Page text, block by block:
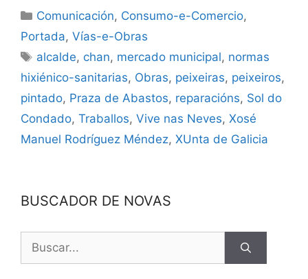
Comunicación, Consumo-e-Comercio,
Portada, Vías-e-Obras
alcalde, chan, mercado municipal, normas
hixiénico-sanitarias, Obras, peixeiras, peixeiros,
pintado, Praza de Abastos, reparacións, Sol do
Condado, Traballos, Vive nas Neves, Xosé
Manuel Rodríguez Méndez, XUnta de Galicia
BUSCADOR DE NOVAS